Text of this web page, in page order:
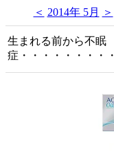
＜ 2014年 5月 ＞
生まれる前から不眠
症・・・・・・・・・